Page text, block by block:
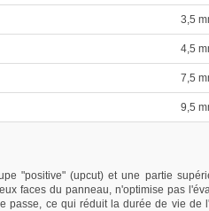
3,5
4,5
7,5
9,5
"positive" (upcut) et une partie
faces du panneau, n'optimise pas
passe, ce qui réduit la durée de vie de